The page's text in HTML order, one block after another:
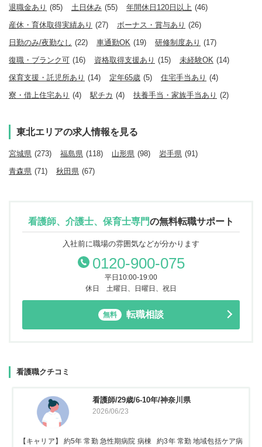
退職金あり (85) 土日休み (55) 年間休日120日以上 (46)
産休・育休取得実績あり (27) ボーナス・賞与あり (26)
日勤のみ/夜勤なし (22) 車通勤OK (19) 研修制度あり (17)
復職・ブランク可 (16) 資格取得支援あり (15) 未経験OK (14)
保育支援・託児所あり (14) 定年65歳 (5) 住宅手当あり (4)
寮・借上住宅あり (4) 駅チカ (4) 扶養手当・家族手当あり (2)
東北エリアの求人情報を見る
宮城県 (273) 福島県 (118) 山形県 (98) 岩手県 (91)
青森県 (71) 秋田県 (67)
看護師、介護士、保育士専門の無料転職サポート
入社前に職場の雰囲気などが分かります
0120-900-075
平日10:00-19:00
休日 土曜日、日曜日、祝日
無料 転職相談
看護職クチコミ
看護師/29歳/6-10年/神奈川県
2026/06/23
【キャリア】 約5年 常勤 急性期病院 病棟 約3年 常勤 地域包括ケア病